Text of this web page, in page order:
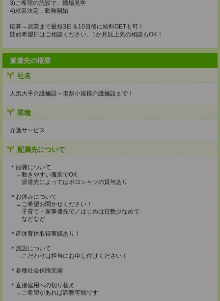
3)ご希望の施設で、職場見学
4)就業決定→勤務開始
応募→就業まで最短3日＆10日後に給料GETも可！
開始希望日はご相談ください。1か月以上先の相談もOK！
派遣先の概要
社名
人気大手介護施設～老舗小規模介護施設まで！
業種
介護サービス
配属先について
＊服装について
→動きやすい服装でOK
派遣先によってはポロシャツの貸与あり
＊お休みについて
→ご希望お聞かせください！
子育て・家事優先で／はじめは日数少なめで
などなど
＊産休育休取得実績あり！
＊施設について
→こだわりは担当にお申し付けください！
＊各種社会保険完備
＊直接雇用への切り替え
→ご希望があれば調整可能です